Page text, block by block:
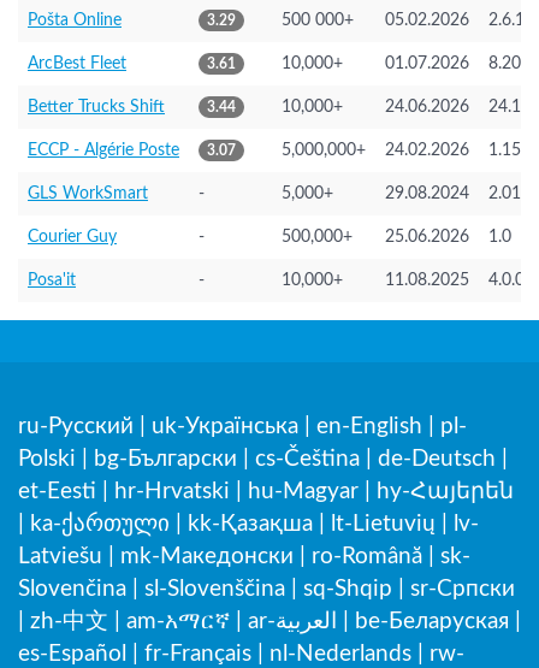
Pošta Online 3.29 500 000+ 05.02.2026 2.6.16
ArcBest Fleet 3.61 10,000+ 01.07.2026 8.20
Better Trucks Shift 3.44 10,000+ 24.06.2026 24.1
ECCP - Algérie Poste 3.07 5,000,000+ 24.02.2026 1.15
GLS WorkSmart - 5,000+ 29.08.2024
Courier Guy - 500,000+ 25.06.2026 1.0
Posa'it - 10,000+ 11.08.2025 4.0.0
ru-Русский uk-Українська en-English
pl-
Polski
bg-Български cs-Čeština de-Deutsch
et-Eesti
hr-Hrvatski hu-Magyar
hy-Հայերեն
ka-ქართული kk-Қазақша lt-Lietuvių
lv-
Latviešu
mk-Македонски ro-Română
sk-
Slovenčina
sl-Slovenščina sq-Shqip
sr-Српски
zh-中文 am-አማርኛ ar-العربية be-Беларуская
es-Español
fr-Français nl-Nederlands rw-